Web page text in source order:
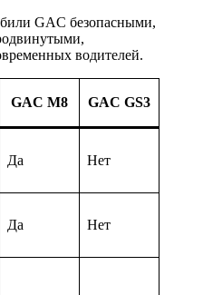
GAC безопасными,
водителей.
GAC M8 GAC GS3
Да Нет
Да Нет